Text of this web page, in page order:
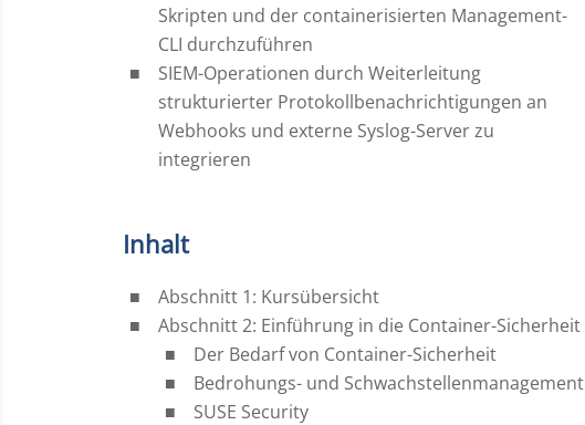
Skripten und der containerisierten Management-
CLI durchzuführen
SIEM-Operationen durch Weiterleitung
strukturierter Protokollbenachrichtigungen an
Webhooks und externe Syslog-Server zu
integrieren
Inhalt
Abschnitt 1: Kursübersicht
Abschnitt 2: Einführung in die Container-Sicherheit
Der Bedarf von Container-Sicherheit
Bedrohungs- und Schwachstellenmanagement
SUSE Security